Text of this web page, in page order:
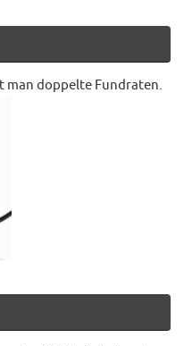
man doppelte Fundraten.